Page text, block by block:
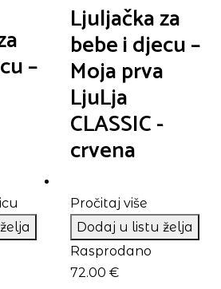
–
Ljuljačka za
bebe i djecu –
Moja prva
LjuLja
CLASSIC -
crvena
Pročitaj više
Dodaj u listu želja
Rasprodano
72.00 €